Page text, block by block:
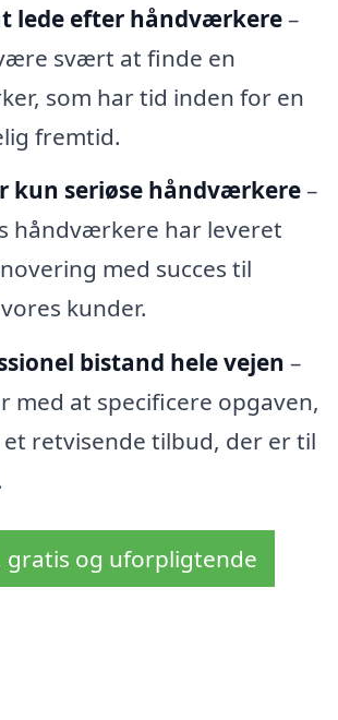
lede efter håndværkere–
svært at finde en
som har tid inden for en
fremtid.
kun seriøse håndværkere–
håndværkere har leveret
med succes til
kunder.
bistand hele vejen –
med at specificere opgaven,
et retvisende tilbud, der er til
gratis og uforpligtende